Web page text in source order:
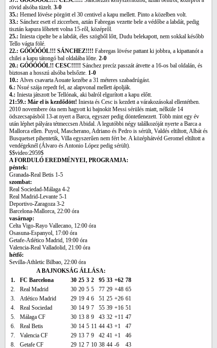
rövid alsóba tüzelt. 3-0
35.: Hemed lövése pörgött el 30 centivel a kapu mellett. Pinto a közelben volt.
33.: Sánchez esett el ziccerben, aztán Fabregas vezette bele a védőbe a labdát, pedig
tisztán kapura lőhetett volna 15-ről, középről.
25.: Iniesta cipelte be a labdát, éles szögből lőtt, Dudu belekapott, nem sokkal később
Tello vágta fölé.
22.: GÓÓÓÓÓL!!! SÁNCHEZ!!!! Fabregas lövése pattant ki jobbra, a kipattanót a
chilei a kapu tátongó bal oldalába lőtte. 2-0
20.: GÓÓÓÓÓL!! CESC!!!!! Sánchez precíz passzát átvette a 16-os bal oldalán, és
biztosan a hosszú alsóba belsőzte. 1-0
10.: Alves csavarta Aouate kezébe a 31 méteres szabadrúgást.
6.: Nsué szája repedt fel, az alapvonal mellett ápolják.
4.: Iniesta játszott be Tellónak, aki balról elgurított a kapu előtt.
21:59.: Már el is kezdődött! Iniesta és Cesc is kezdett a várakozásokal ellentétben.
2010 novembere óta nem hagyott ki bajnokit Messi sérülés miatt, nélküle 14
ödszecsapásból 13-at nyert a Barca, egyszer pedig döntetlenezett. Több mint egy év
után léphet pályára tétmeccsen Abidal. A legutóbbi négy találkozóját nyerte a Barca a
Mallorca ellen. Puyol, Mascherano, Adriano és Pedro is sérült, Valdés eltiltott, Albát és
Busquetset pihentetik, Villa egyszerűen nem fért be. A középhátvéd Geromel eltiltott a
vendégeknél (Álvaro és Antonio López pedig sérült).
$$video:2959$
A FORDULÓ EREDMÉNYEI, PROGRAMJA:
péntek:
Granada-Real Betis 1-5
szombat:
Real Sociedad-Málaga 4-2
Real Madrid-Levante 5-1
Deportivo-Zaragoza 3-2
Barcelona-Mallorca, 22:00 óra
vasárnap:
Celta Vigo-Rayo Vallecano, 12:00 óra
Osasuna-Espanyol, 17:00 óra
Getafe-Atlético Madrid, 19:00 óra
Valencia-Real Valladolid, 21:00 óra
hétfő:
Sevilla-Athletic Bilbao, 22:00 óra
A BAJNOKSÁG ÁLLÁSA:
1.
FC Barcelona 30 25 3 2 95 33 +62 78
2.
Real Madrid 30 20 5 5 77 29 +48 65
3.
Atlético Madrid 29 19 4 6 51 25 +26 61
4.
Real Sociedad 30 14 9 7 55 39 +16 51
5.
Málaga CF 30 13 8 9 43 32 +11 47
6.
Real Betis 30 14 5 11 44 43 +1
47
7.
Valencia CF 29 13 7 9 42 41 +1
46
8.
Getafe CF 29 12 7 10 38 44 -6 43